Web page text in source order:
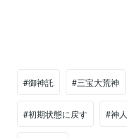
#御神託 #三宝大荒神
#初期状態に戻す #神人